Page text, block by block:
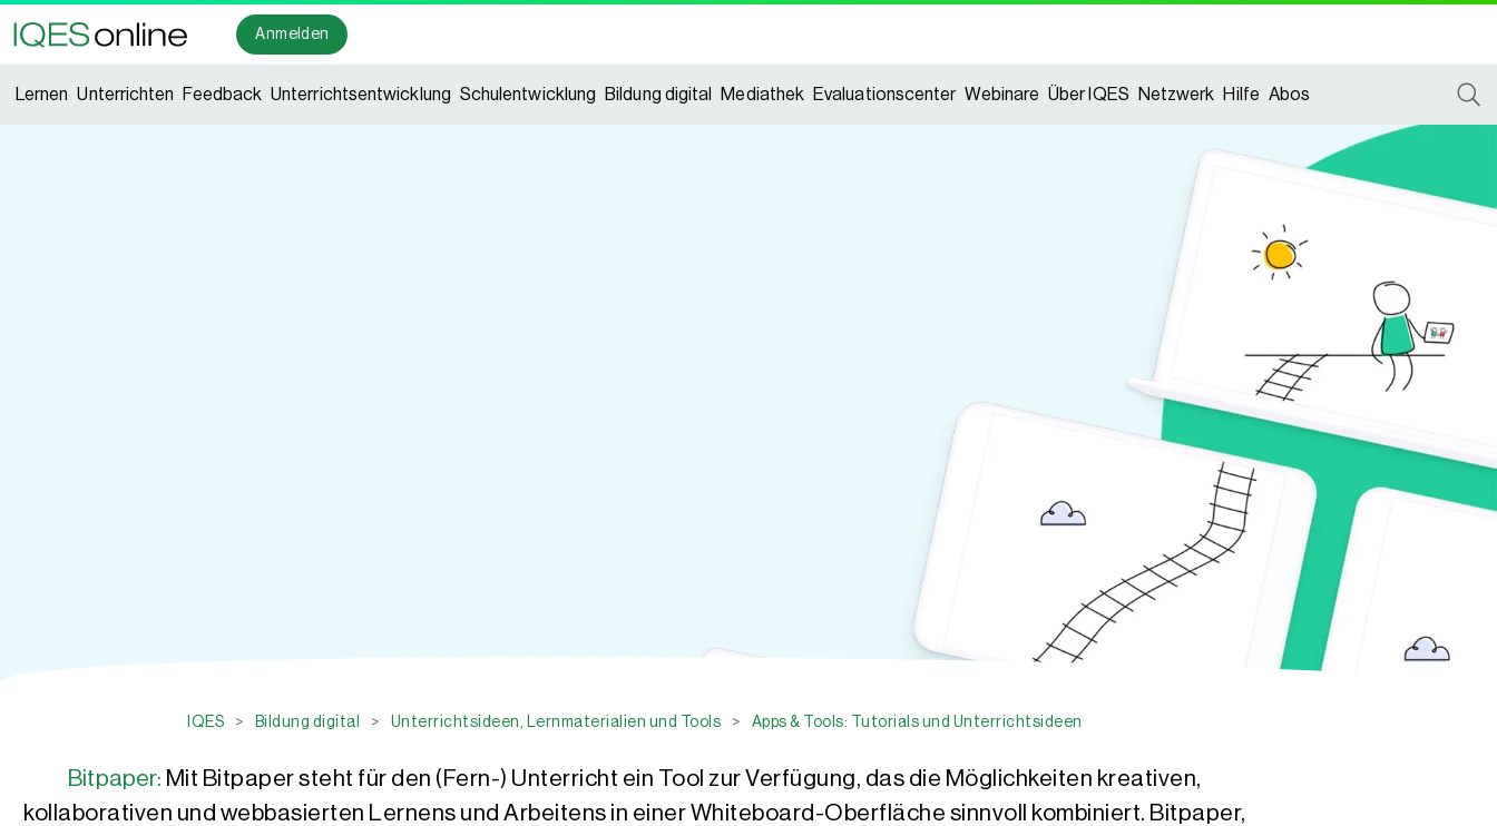
Anmelden
Lernen Unterrichten Feedback Unterrichtsentwicklung Schulentwicklung Bildung digital Mediathek Evaluationscenter Webinare Über IQES Netzwerk Hilfe Abos
IQES > Bildung digital > Unterrichtsideen, Lernmaterialien und Tools > Apps & Tools: Tutorials und Unterrichtsideen
Bitpaper: Mit Bitpaper steht für den (Fern-) Unterricht ein Tool zur Verfügung, das die Möglichkeiten kreativen,
kollaborativen und webbasierten Lernens und Arbeitens in einer Whiteboard-Oberfläche sinnvoll kombiniert. Bitpaper,